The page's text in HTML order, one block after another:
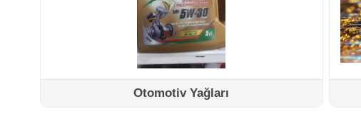
Otomotiv Yağları